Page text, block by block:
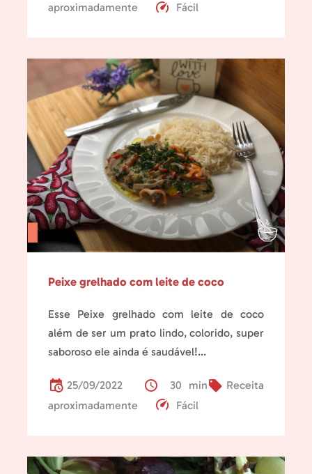
aproximadamente
Fácil
Peixe grelhado com leite de coco
Esse Peixe grelhado com leite de coco
além de ser um prato lindo, colorido, super
saboroso ele ainda é saudável!...
25/09/2022 Receita
30 min
aproximadamente
Fácil